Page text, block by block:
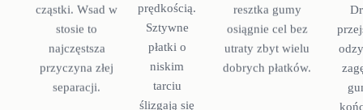
cząstki. Wsad w
stosie to
najczęstsza
przyczyna złej
separacji.
prędkością.
Sztywne
płatki o
niskim
tarciu
ślizgają się
resztka gumy
osiągnie cel bez
utraty zbyt wielu
dobrych płatków.